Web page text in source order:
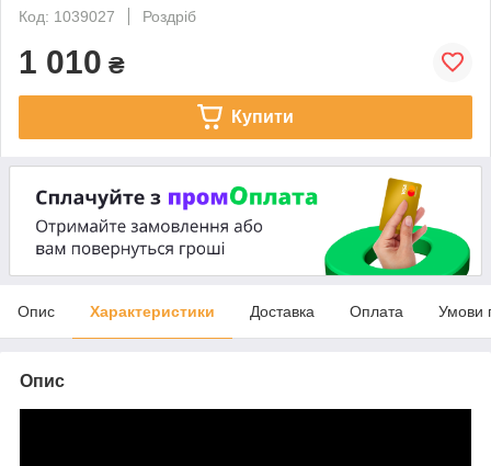
Код: 1039027
Роздріб
1 010 ₴
Купити
Опис Характеристики Доставка Оплата Умови
Опис